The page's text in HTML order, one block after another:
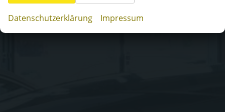
Datenschutzerklärung Impressum